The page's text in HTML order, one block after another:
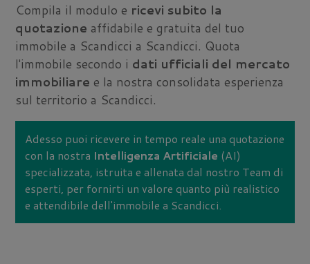
Compila il modulo e ricevi subito la
quotazione affidabile e gratuita del tuo
immobile a Scandicci a Scandicci. Quota
l'immobile secondo i dati ufficiali del mercato
immobiliare e la nostra consolidata esperienza
sul territorio a Scandicci.
Adesso puoi ricevere in tempo reale una quotazione
con la nostra Intelligenza Artificiale (AI)
specializzata, istruita e allenata dal nostro Team di
esperti, per fornirti un valore quanto più realistico
e attendibile dell'immobile a Scandicci.